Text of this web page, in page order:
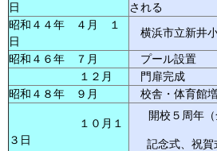
日
される
昭和４４年 ４月 １
日
横浜市立新井
昭和４６年 ７月
プール設置
１２月
門扉完成
昭和４８年 ９月
校舎・体育館
１０月１
３日
開校５周年（
記念式、祝賀